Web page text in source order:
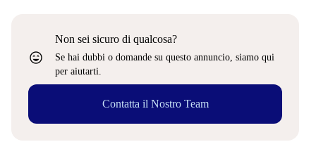
sentiment_very_satisfied
Non sei sicuro di qualcosa?
Se hai dubbi o domande su questo annuncio, siamo qui
per aiutarti.
Contatta il Nostro Team